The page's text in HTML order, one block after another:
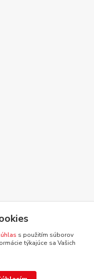
s použitím súborov
týkajúce sa Vašich